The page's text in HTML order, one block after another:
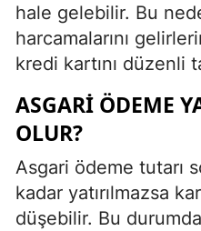
hale gelebilir. Bu
harcamalarını
kredi kartını düzenli
ASGARI ÖDEME
OLUR?
Asgari ödeme tutarı
kadar yatırılmazsa
düşebilir. Bu